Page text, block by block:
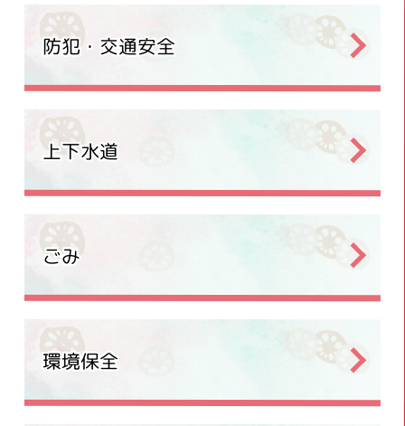
防犯・交通安全
上下水道
ごみ
環境保全